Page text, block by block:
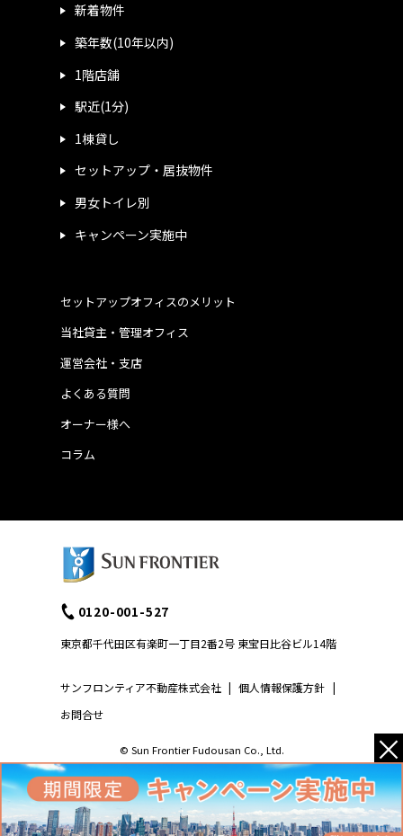
新着物件
築年数(10年以内)
1階店舗
駅近(1分)
1棟貸し
セットアップ・居抜物件
男女トイレ別
キャンペーン実施中
運営会社・支店
よくある質問
当社貸主・管理オフィス
オーナー様へ
コラム
セットアップオフィスのメリット
サンフロンティア不動産株式会社 | 個人情報保護方針 |
お問合せ
0120-001-527
東京都千代田区有楽町一丁目2番2号 東宝日比谷ビル14階
© Sun Frontier Fudousan Co., Ltd. ×